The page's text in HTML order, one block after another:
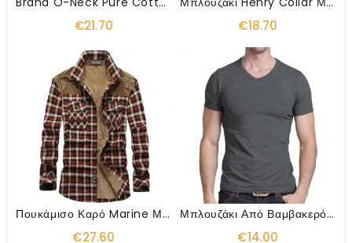
€21.70 €18.70
Πουκάμισο Καρό Marine Με Φλις Επένδυση
€27.60
Μπλουζάκι Από Βαμβακερό Λαιμόκοψη
€14.00